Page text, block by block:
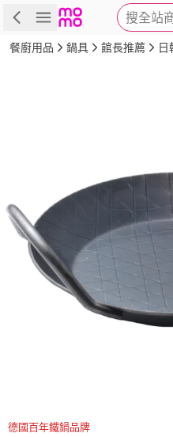
搜全站
商品 評價
餐廚用品 鍋具 館長推薦
德國百年鐵鍋品牌